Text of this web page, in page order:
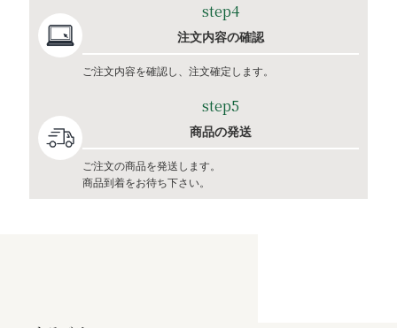
step4
注文内容の確認
ご注文内容を確認し、注文確定します。
step5
商品の発送
ご注文の商品を発送します。
商品到着をお待ち下さい。